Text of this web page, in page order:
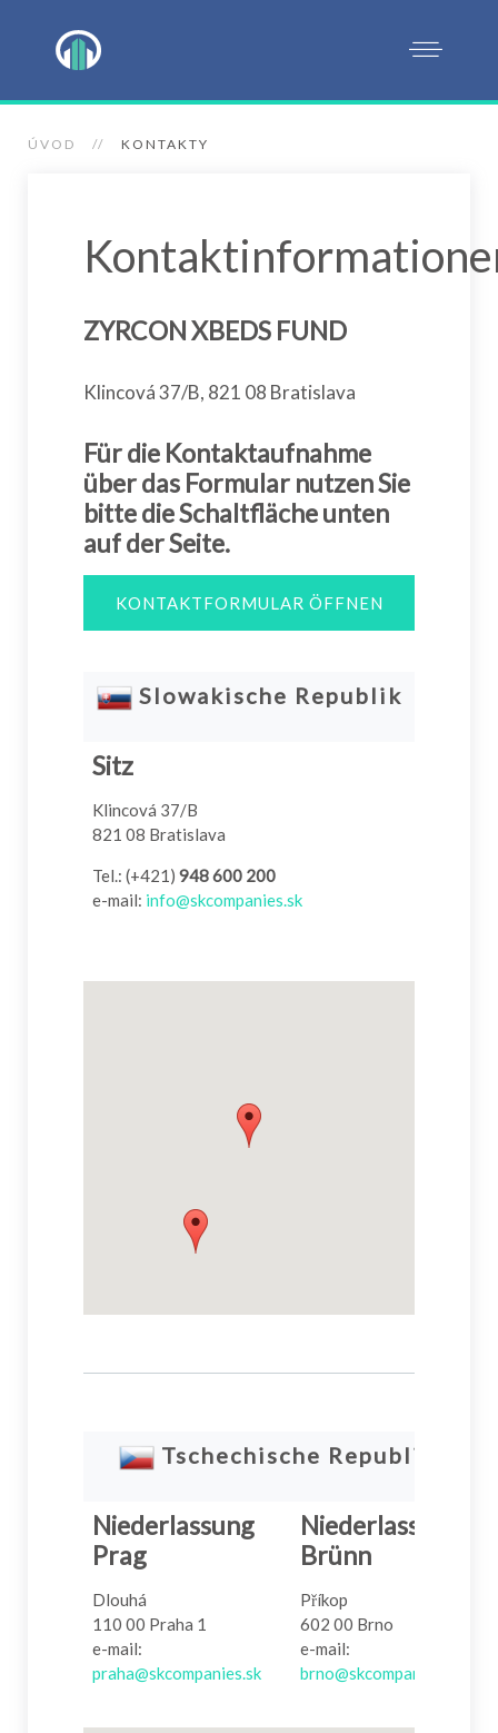
ÚVOD KONTAKTY
ZYRCON XBEDS FUND
Klincová 37/B, 821 08 Bratislava
Für die Kontaktaufnahme
über das Formular nutzen Sie
bitte die Schaltfläche unten
auf der Seite.
KONTAKTFORMULAR ÖFFNEN
Slowakische Republik
Sitz
Klincová 37/B
821 08 Bratislava
Tel.: (+421) 948 600 200
e-mail: info@skcompanies.sk
Tschechische Republik
Niederlassung
Prag
Dlouhá
110 00 Praha 1
e-mail:
praha@skcompanies.sk
Niederlassung
Brünn
Příkop
602 00 Brno
e-mail:
brno@skcompanies.sk